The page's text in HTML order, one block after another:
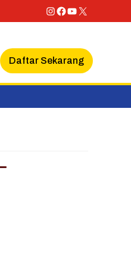
Instagram
Facebook
YouTube
X
Daftar Sekarang